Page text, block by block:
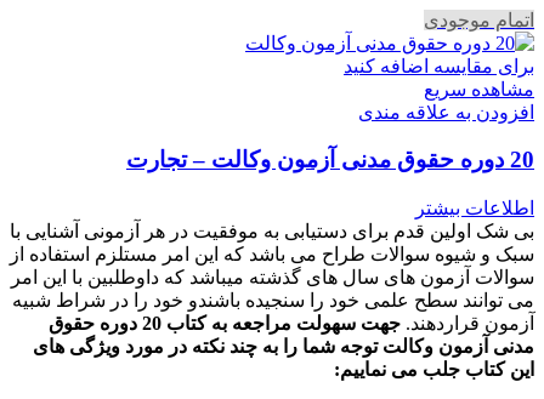
اتمام موجودی
برای مقایسه اضافه کنید
مشاهده سریع
افزودن به علاقه مندی
20 دوره حقوق مدنی آزمون وکالت – تجارت
اطلاعات بیشتر
بی شک اولین قدم برای دستیابی به موفقیت در هر آزمونی آشنایی با
سبک و شیوه سوالات طراح می باشد که این امر مستلزم استفاده از
سوالات آزمون های سال های گذشته میباشد که داوطلبین با این امر
می توانند سطح علمی خود را سنجیده باشندو خود را در شراط شبیه
آزمون قراردهند.
جهت سهولت مراجعه به کتاب 20 دوره حقوق
مدنی آزمون وکالت توجه شما را به چند نکته در مورد ویژگی های
این کتاب جلب می نماییم: